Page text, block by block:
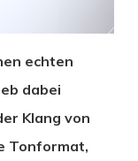
echten
dabei
Klang von
Tonformat,